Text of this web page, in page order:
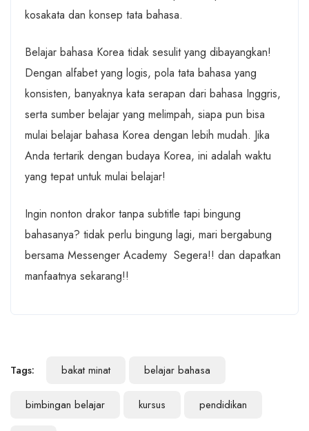
kosakata dan konsep tata bahasa.
Belajar bahasa Korea tidak sesulit yang dibayangkan!
Dengan alfabet yang logis, pola tata bahasa yang
konsisten, banyaknya kata serapan dari bahasa Inggris,
serta sumber belajar yang melimpah, siapa pun bisa
mulai belajar bahasa Korea dengan lebih mudah. Jika
Anda tertarik dengan budaya Korea, ini adalah waktu
yang tepat untuk mulai belajar!
Ingin nonton drakor tanpa subtitle tapi bingung
bahasanya? tidak perlu bingung lagi, mari bergabung
bersama Messenger Academy Segera!! dan dapatkan
manfaatnya sekarang!!
Tags: bakat minat belajar bahasa
bimbingan belajar kursus pendidikan